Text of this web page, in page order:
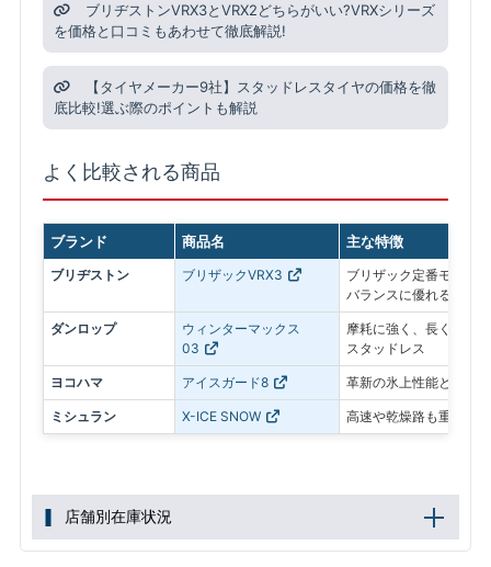
ブリヂストンVRX3とVRX2どちらがいい?VRXシリーズ
を価格と口コミもあわせて徹底解説!
【タイヤメーカー9社】スタッドレスタイヤの価格を徹
底比較!選ぶ際のポイントも解説
よく比較される商品
ブランド 商品名 主な特徴
ブリヂストン ブリザックVRX3
ブリザック定番モデル
バランスに優れる
ダンロップ
ウィンターマックス
03
摩耗に強く、長く使い
スタッドレス
ヨコハマ アイスガード8 革新の氷上性能と静粛
ミシュラン X-ICE SNOW 高速や乾燥路も重視し
店舗別在庫状況